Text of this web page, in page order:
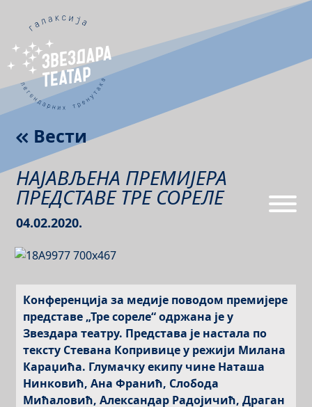
Вести
НАЈАВЉЕНА ПРЕМИЈЕРА
ПРЕДСТАВЕ ТРЕ СОРЕЛЕ
04.02.2020.
Конференција за медије поводом премијере
представе „Тре сореле“ одржана је у
Звездара театру. Представа је настала по
тексту Стевана Копривице у режији Милана
Караџића. Глумачку екипу чине Наташа
Нинковић, Ана Франић, Слобода
Мићаловић, Александар Радојичић, Драган